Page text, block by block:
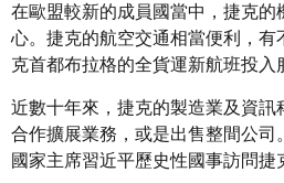
在歐盟較新的成員國當中，捷克
心。捷克的航空交通相當便利，
克首都布拉格的全貨運新航班投入
近數十年來，捷克的製造業及資
合作擴展業務，或是出售整間公
國家主席習近平歷史性國事訪問捷